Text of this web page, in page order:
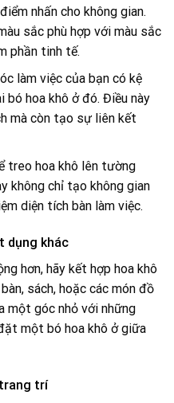
nhấn cho không gian.
sắc phù hợp với màu sắc
phần tinh tế.
làm việc của bạn có kệ
hoa khô ở đó. Điều này
mà còn tạo sự liên kết
treo hoa khô lên tường
không chỉ tạo không gian
diện tích bàn làm việc.
dụng khác
hơn, hãy kết hợp hoa khô
sách, hoặc các món đồ
một góc nhỏ với những
một bó hoa khô ở giữa
trí